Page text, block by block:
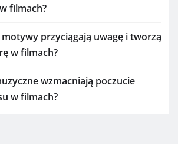
filmach?
motywy przyciągają uwagę i tworzą
w filmach?
wzmacniają poczucie
w filmach?